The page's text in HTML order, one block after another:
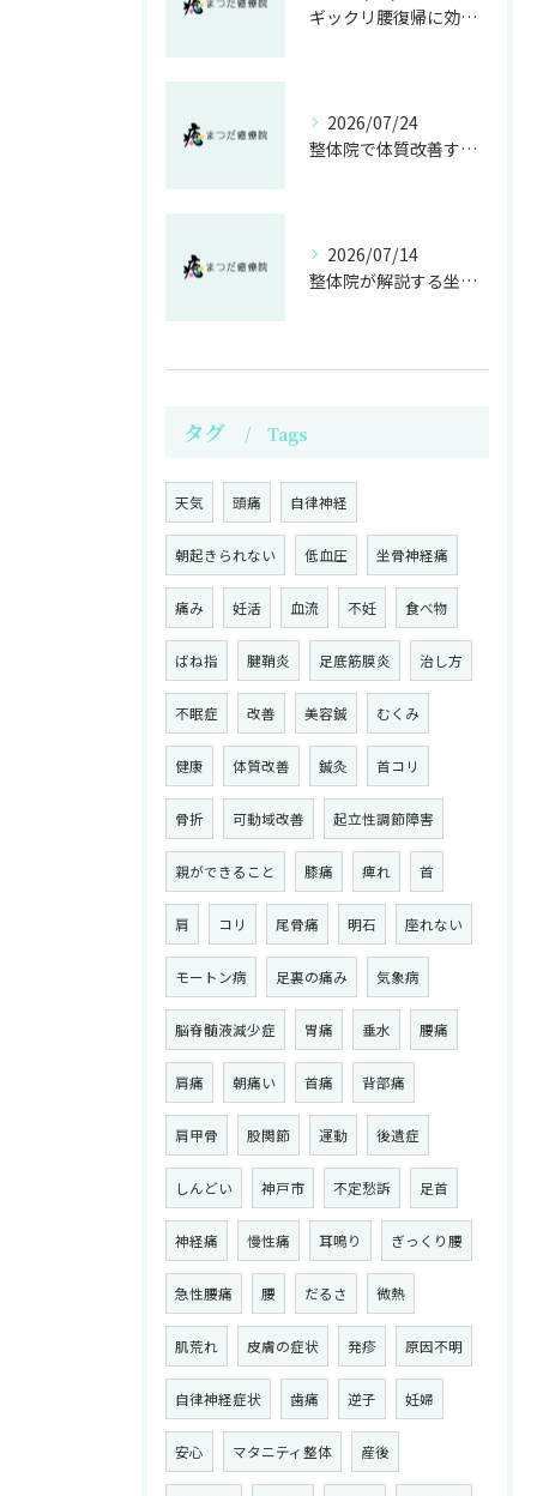
ギックリ腰復帰に効く整体運動法
2026/07/24
整体院で体質改善する不妊施術の効果
2026/07/14
整体院が解説する坐骨神経痛の原因と痛み軽減法
タグ Tags
天気 頭痛 自律神経
朝起きられない 低血圧 坐骨神経痛
痛み 妊活 血流 不妊 食べ物
ばね指 腱鞘炎 足底筋膜炎 治し方
不眠症 改善 美容鍼 むくみ
健康 体質改善 鍼灸 首コリ
骨折 可動域改善 起立性調節障害
親ができること 膝痛 痺れ 首
肩 コリ 尾骨痛 明石 座れない
モートン病 足裏の痛み 気象病
脳脊髄液減少症 胃痛 垂水 腰痛
肩痛 朝痛い 首痛 背部痛
肩甲骨 股関節 運動 後遺症
しんどい 神戸市 不定愁訴 足首
神経痛 慢性痛 耳鳴り ぎっくり腰
急性腰痛 腰 だるさ 微熱
肌荒れ 皮膚の症状 発疹 原因不明
自律神経症状 歯痛 逆子 妊婦
安心 マタニティ整体 産後